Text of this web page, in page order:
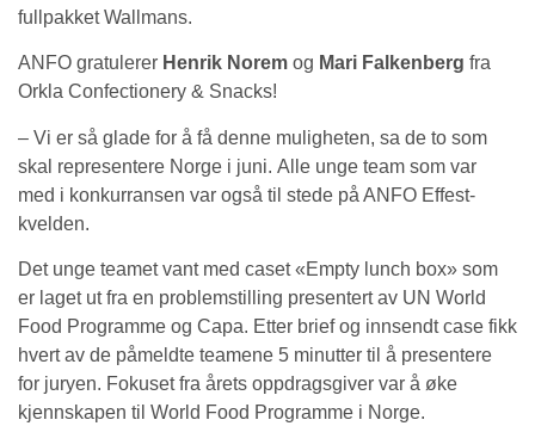
fullpakket Wallmans.
ANFO gratulerer Henrik Norem og Mari Falkenberg fra
Orkla Confectionery & Snacks!
– Vi er så glade for å få denne muligheten, sa de to som
skal representere Norge i juni. Alle unge team som var
med i konkurransen var også til stede på ANFO Effest-
kvelden.
Det unge teamet vant med caset «Empty lunch box» som
er laget ut fra en problemstilling presentert av UN World
Food Programme og Capa. Etter brief og innsendt case fikk
hvert av de påmeldte teamene 5 minutter til å presentere
for juryen. Fokuset fra årets oppdragsgiver var å øke
kjennskapen til World Food Programme i Norge.